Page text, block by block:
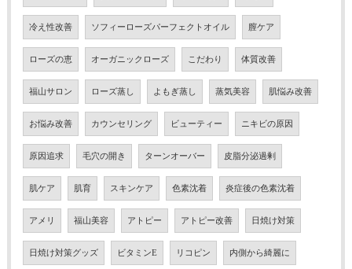
冷え性改善 ソフィーローズパーフェクトオイル 膣ケア
ローズの恵 オーガニックローズ こだわり 体質改善
福山サロン ローズ蒸し よもぎ蒸し 蒸気美容 肌悩み改善
お悩み改善 カウンセリング ビューティー ニキビの原因
原因追求 毛穴の開き ターンオーバー 皮脂分泌過剰
肌ケア 肌育 スキンケア 色素沈着 炎症後の色素沈着
アメリ 福山美容 アトピー アトピー改善 日焼け対策
日焼け対策グッズ ビタミンE リコピン 内側から綺麗に